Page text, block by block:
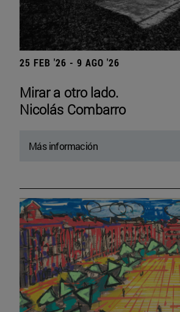
25 FEB '26 - 9 AGO '26
Mirar a otro lado.
Nicolás Combarro
Más información